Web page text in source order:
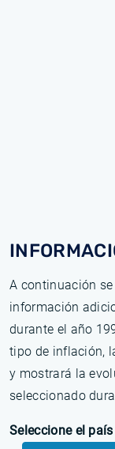
A continuación
información
durante el año
tipo de inflación,
y mostrará la
seleccionado
Seleccione el